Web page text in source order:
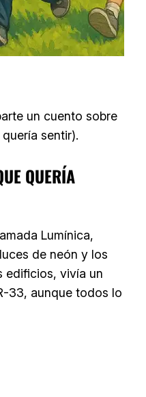
un cuento sobre
sentir).
QUERÍA
Lumínica,
de neón y los
edificios, vivía un
33, aunque todos lo